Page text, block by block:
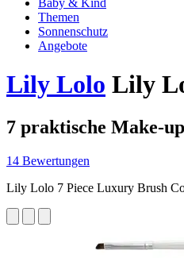
Baby & Kind
Themen
Sonnenschutz
Angebote
Lily Lolo Lily
7 praktische Make-
14 Bewertungen
Lily Lolo 7 Piece Luxury Brush